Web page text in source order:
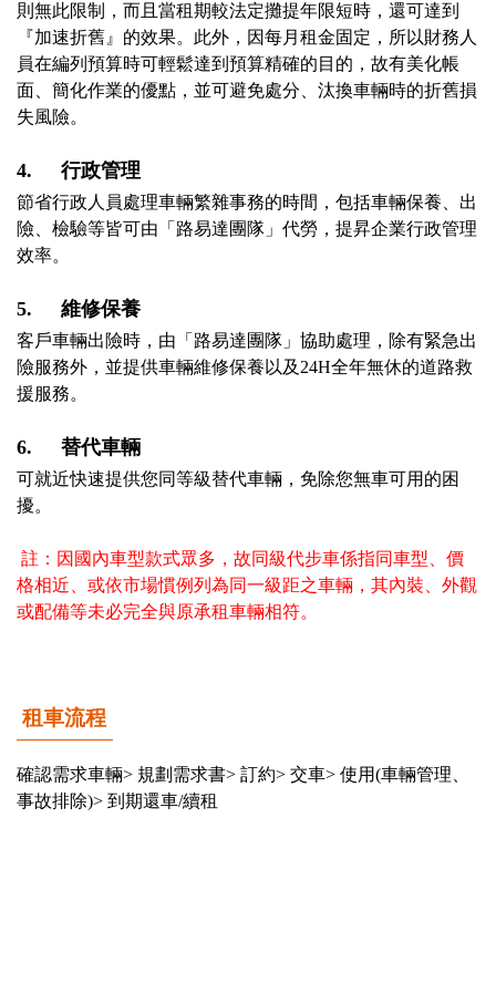
則無此限制，而且當租期較法定攤提年限短時，還可達到
『加速折舊』的效果。此外，因每月租金固定，所以財務人
員在編列預算時可輕鬆達到預算精確的目的，故有美化帳
面、簡化作業的優點，並可避免處分、汰換車輛時的折舊損
失風險。
4.	行政管理
節省行政人員處理車輛繁雜事務的時間，包括車輛保養、出
險、檢驗等皆可由「路易達團隊」代勞，提昇企業行政管理
效率。
5.	維修保養
客戶車輛出險時，由「路易達團隊」協助處理，除有緊急出
險服務外，並提供車輛維修保養以及24H全年無休的道路救
援服務。
6.	替代車輛
可就近快速提供您同等級替代車輛，免除您無車可用的困
擾。
格相近、或依市場慣例列為同一級距之車輛，其內裝、外觀
或配備等未必完全與原承租車輛相符。
租車流程
確認需求車輛> 規劃需求書> 訂約> 交車> 使用(車輛管理、
事故排除)> 到期還車/續租